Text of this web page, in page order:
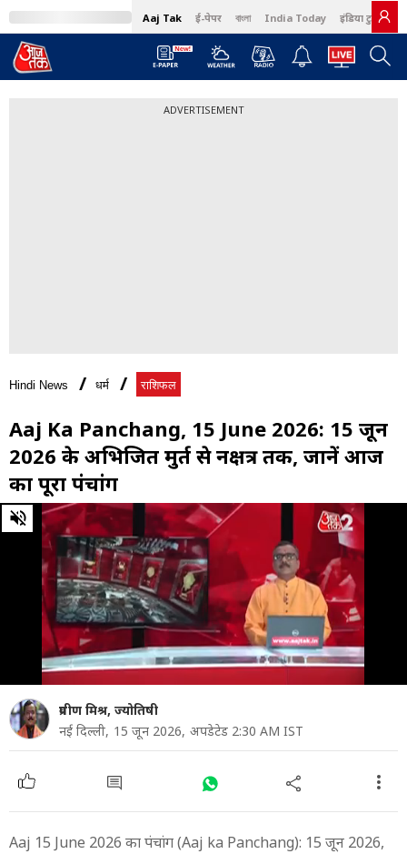
Aaj Tak ई-पेपर বাংলা India Today इंडिया टुडे हिंदी
ADVERTISEMENT
Hindi News धर्म राशिफल
Aaj Ka Panchang, 15 June 2026: 15 जून
2026 के अभिजित मुहूर्त से नक्षत्र तक, जानें आज
का पूरा पंचांग
0
of
minutes,
seconds
प्रवीण मिश्र, ज्योतिषी
नई दिल्ली, 15 जून 2026, अपडेटेड 2:30 AM IST
Aaj 15 June 2026 का पंचांग (Aaj ka Panchang): 15 जून 2026,